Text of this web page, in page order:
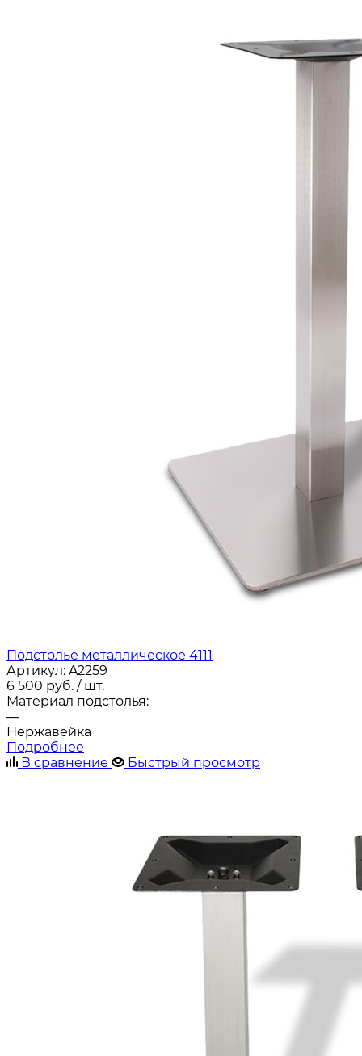
Подстолье металлическое 4111
Артикул: A2259
6 500 руб. / шт.
Материал подстолья:
—
Нержавейка
Подробнее
В сравнение
Быстрый просмотр